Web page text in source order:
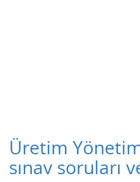
Üretim
sınav soruları